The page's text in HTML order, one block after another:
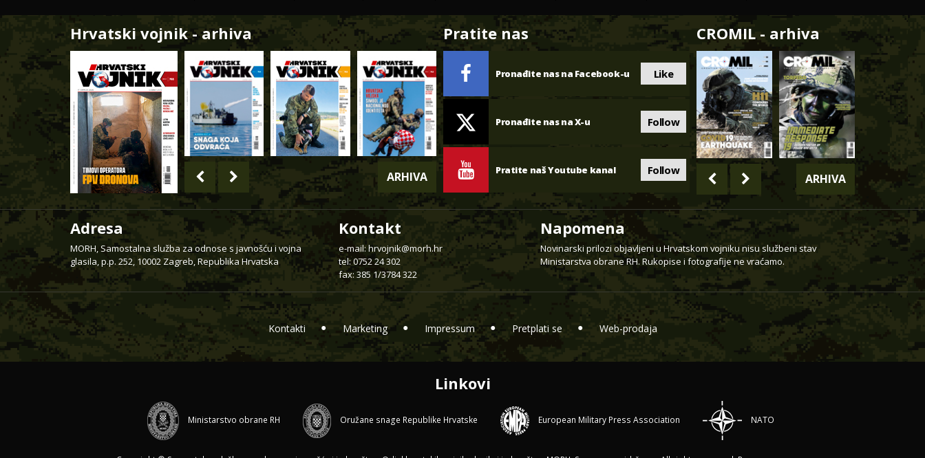
Hrvatski vojnik - arhiva
ARHIVA
Pratite nas
Pronađite nas na Facebook-u Like
Pronađite nas na X-u Follow
Pratite naš Youtube kanal Follow
CROMIL - arhiva
ARHIVA
Adresa
MORH, Samostalna služba za odnose s javnošću i vojna
glasila, p.p. 252, 10002 Zagreb, Republika Hrvatska
Kontakt
e-mail: hrvojnik@morh.hr
tel: 0752 24 302
fax: 385 1/3784 322
Napomena
Novinarski prilozi objavljeni u Hrvatskom vojniku nisu službeni stav
Ministarstva obrane RH. Rukopise i fotografije ne vraćamo.
Kontakti Marketing Impressum Pretplati se Web-prodaja
Linkovi
Ministarstvo obrane RH Oružane snage Republike Hrvatske European Military Press Association NATO